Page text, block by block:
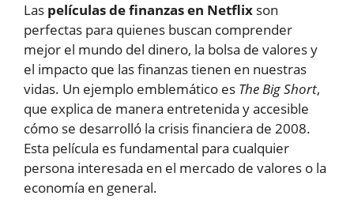
Las películas de finanzas en Netflix son
perfectas para quienes buscan comprender
mejor el mundo del dinero, la bolsa de valores y
el impacto que las finanzas tienen en nuestras
vidas. Un ejemplo emblemático es The Big Short,
que explica de manera entretenida y accesible
cómo se desarrolló la crisis financiera de 2008.
Esta película es fundamental para cualquier
persona interesada en el mercado de valores o la
economía en general.